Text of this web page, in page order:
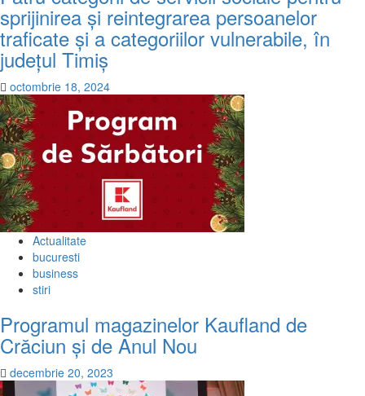
sprijinirea și reintegrarea persoanelor
traficate și a categoriilor vulnerabile, în
județul Timiș
octombrie 18, 2024
Actualitate
bucuresti
business
stiri
Programul magazinelor Kaufland de
Crăciun și de Anul Nou
decembrie 20, 2023